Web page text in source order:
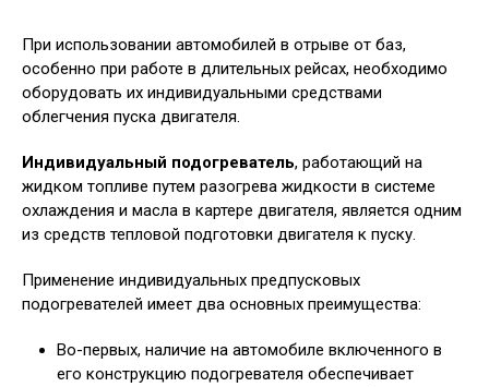
При использовании автомобилей в отрыве от баз,
особенно при работе в длительных рейсах, необходимо
оборудовать их индивидуальными средствами
облегчения пуска двигателя.
Индивидуальный подогреватель, работающий на
жидком топливе путем разогрева жидкости в системе
охлаждения и масла в картере двигателя, является одним
из средств тепловой подготовки двигателя к пуску.
Применение индивидуальных предпусковых
подогревателей имеет два основных преимущества:
Во-первых, наличие на автомобиле включенного в
его конструкцию подогревателя обеспечивает